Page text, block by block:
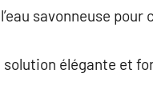
savonneuse pour
élégante et